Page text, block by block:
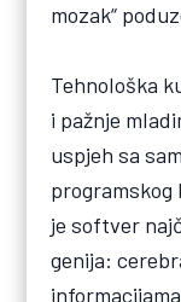
mozak“
Tehnološka
i pažnje
uspjeh sa
programskog
je softver
genija: